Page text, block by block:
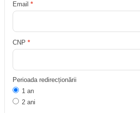
Email *
CNP *
Perioada redirecționării
1 an
2 ani